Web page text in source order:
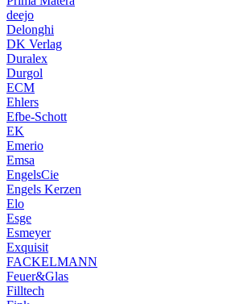
deejo
Delonghi
DK Verlag
Duralex
Durgol
ECM
Ehlers
Efbe-Schott
EK
Emerio
Emsa
EngelsCie
Engels Kerzen
Elo
Esge
Esmeyer
Exquisit
FACKELMANN
Feuer&Glas
Filltech